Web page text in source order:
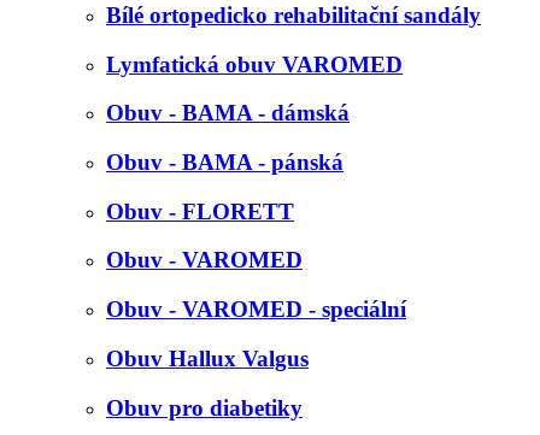
Bílé ortopedicko rehabilitační sandály
Lymfatická obuv VAROMED
Obuv - BAMA - dámská
Obuv - BAMA - pánská
Obuv - FLORETT
Obuv - VAROMED
Obuv - VAROMED - speciální
Obuv Hallux Valgus
Obuv pro diabetiky